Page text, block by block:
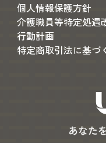
個人情報保護方針
介護職員等特定処遇
行動計画
特定商取引法に基づ